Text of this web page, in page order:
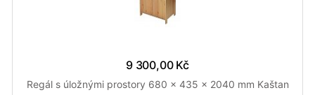
9 300,00 Kč
Regál s úložnými prostory 680 x 435 x 2040 mm Kaštan